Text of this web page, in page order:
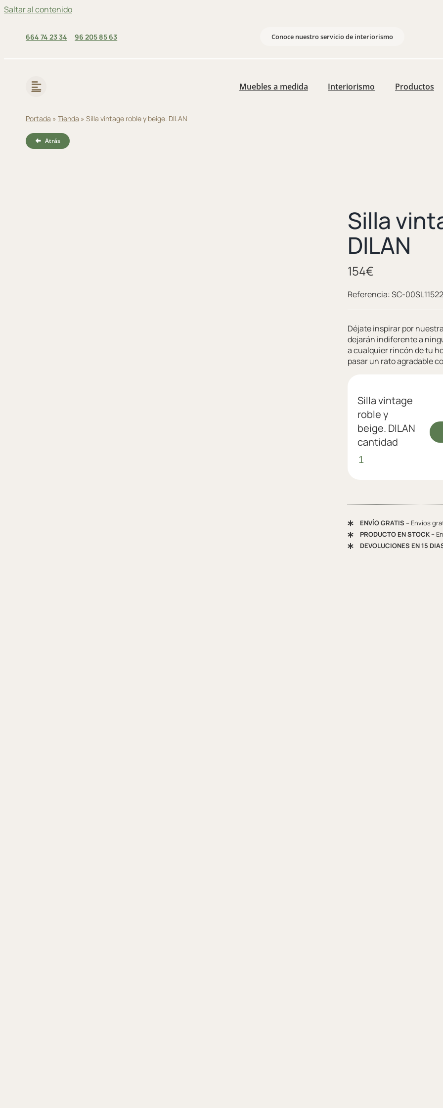
Saltar al contenido
664 74 23 34 96 205 85 63 Conoce nuestro servicio de interiorismo
Muebles a medida Interiorismo Productos
Portada » Tienda » Silla vintage roble y beige. DILAN
Atrás
Silla
DILAN
154€
Referencia:SC-
Déjate inspirar por
dejarán indiferente a
a cualquier rincón de tu
pasar un rato agradable
Silla vintage
roble y
beige. DILAN
cantidad
ENVÍO GRATIS – Envíos
PRODUCTO EN STOCK –
DEVOLUCIONES EN 15